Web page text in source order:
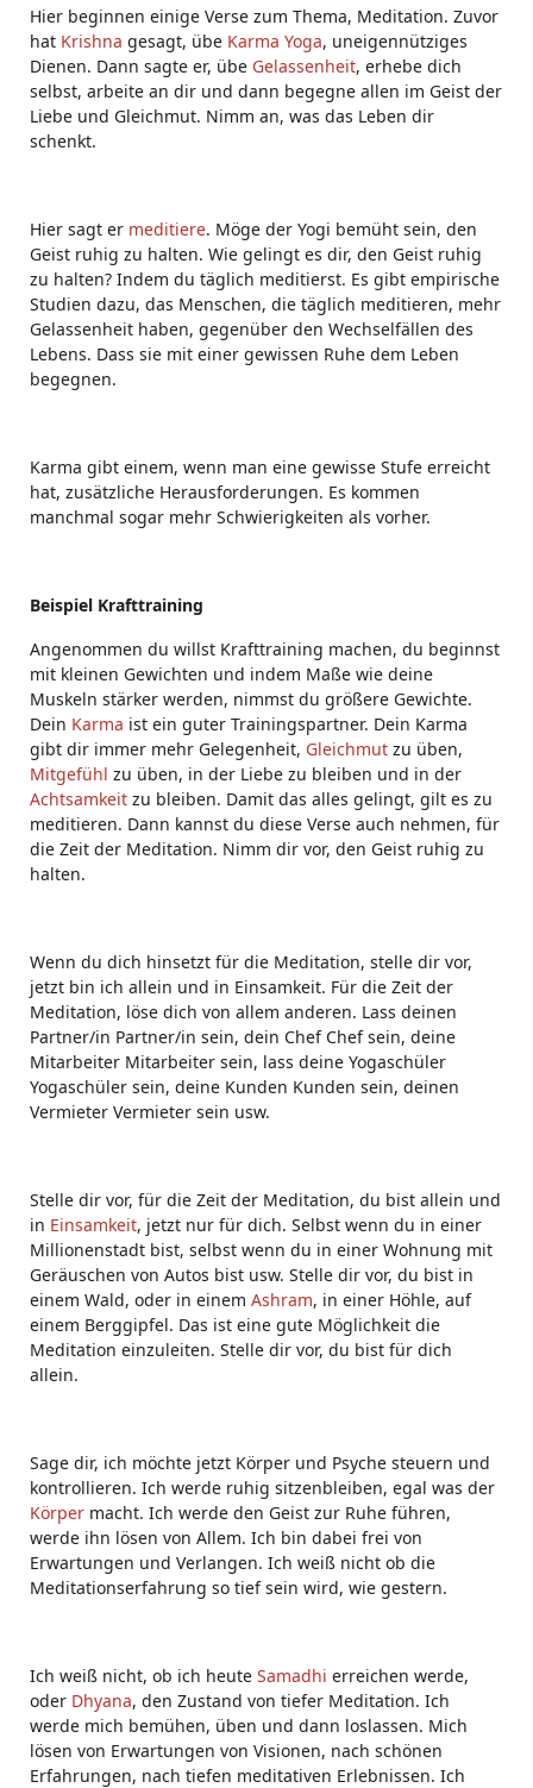
Hier beginnen einige Verse zum Thema, Meditation. Zuvor
hat Krishna gesagt, übe Karma Yoga, uneigennütziges
Dienen. Dann sagte er, übe Gelassenheit, erhebe dich
selbst, arbeite an dir und dann begegne allen im Geist der
Liebe und Gleichmut. Nimm an, was das Leben dir
schenkt.
Hier sagt er meditiere. Möge der Yogi bemüht sein, den
Geist ruhig zu halten. Wie gelingt es dir, den Geist ruhig
zu halten? Indem du täglich meditierst. Es gibt empirische
Studien dazu, das Menschen, die täglich meditieren, mehr
Gelassenheit haben, gegenüber den Wechselfällen des
Lebens. Dass sie mit einer gewissen Ruhe dem Leben
begegnen.
Karma gibt einem, wenn man eine gewisse Stufe erreicht
hat, zusätzliche Herausforderungen. Es kommen
manchmal sogar mehr Schwierigkeiten als vorher.
Beispiel Krafttraining
Angenommen du willst Krafttraining machen, du beginnst
mit kleinen Gewichten und indem Maße wie deine
Muskeln stärker werden, nimmst du größere Gewichte.
Dein Karma ist ein guter Trainingspartner. Dein Karma
gibt dir immer mehr Gelegenheit, Gleichmut zu üben,
Mitgefühl zu üben, in der Liebe zu bleiben und in der
Achtsamkeit zu bleiben. Damit das alles gelingt, gilt es zu
meditieren. Dann kannst du diese Verse auch nehmen, für
die Zeit der Meditation. Nimm dir vor, den Geist ruhig zu
halten.
Wenn du dich hinsetzt für die Meditation, stelle dir vor,
jetzt bin ich allein und in Einsamkeit. Für die Zeit der
Meditation, löse dich von allem anderen. Lass deinen
Partner/in Partner/in sein, dein Chef Chef sein, deine
Mitarbeiter Mitarbeiter sein, lass deine Yogaschüler
Yogaschüler sein, deine Kunden Kunden sein, deinen
Vermieter Vermieter sein usw.
Stelle dir vor, für die Zeit der Meditation, du bist allein und
in Einsamkeit, jetzt nur für dich. Selbst wenn du in einer
Millionenstadt bist, selbst wenn du in einer Wohnung mit
Geräuschen von Autos bist usw. Stelle dir vor, du bist in
einem Wald, oder in einem Ashram, in einer Höhle, auf
einem Berggipfel. Das ist eine gute Möglichkeit die
Meditation einzuleiten. Stelle dir vor, du bist für dich
allein.
Sage dir, ich möchte jetzt Körper und Psyche steuern und
kontrollieren. Ich werde ruhig sitzenbleiben, egal was der
Körper macht. Ich werde den Geist zur Ruhe führen,
werde ihn lösen von Allem. Ich bin dabei frei von
Erwartungen und Verlangen. Ich weiß nicht ob die
Meditationserfahrung so tief sein wird, wie gestern.
Ich weiß nicht, ob ich heute Samadhi erreichen werde,
oder Dhyana, den Zustand von tiefer Meditation. Ich
werde mich bemühen, üben und dann loslassen. Mich
lösen von Erwartungen von Visionen, nach schönen
Erfahrungen, nach tiefen meditativen Erlebnissen. Ich